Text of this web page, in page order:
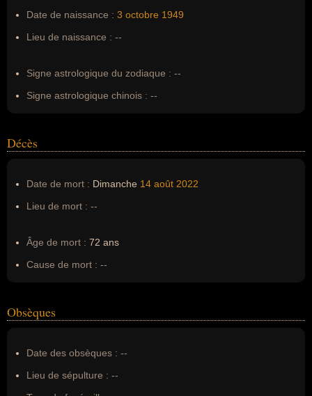
Date de naissance : 3 octobre 1949
Lieu de naissance : --
Signe astrologique du zodiaque : --
Signe astrologique chinois : --
Décès
Date de mort : Dimanche 14 août 2022
Lieu de mort : --
Âge de mort : 72 ans
Cause de mort : --
Obsèques
Date des obsèques : --
Lieu de sépulture : --